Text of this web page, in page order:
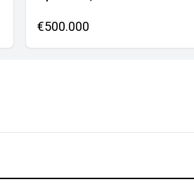
€500.000